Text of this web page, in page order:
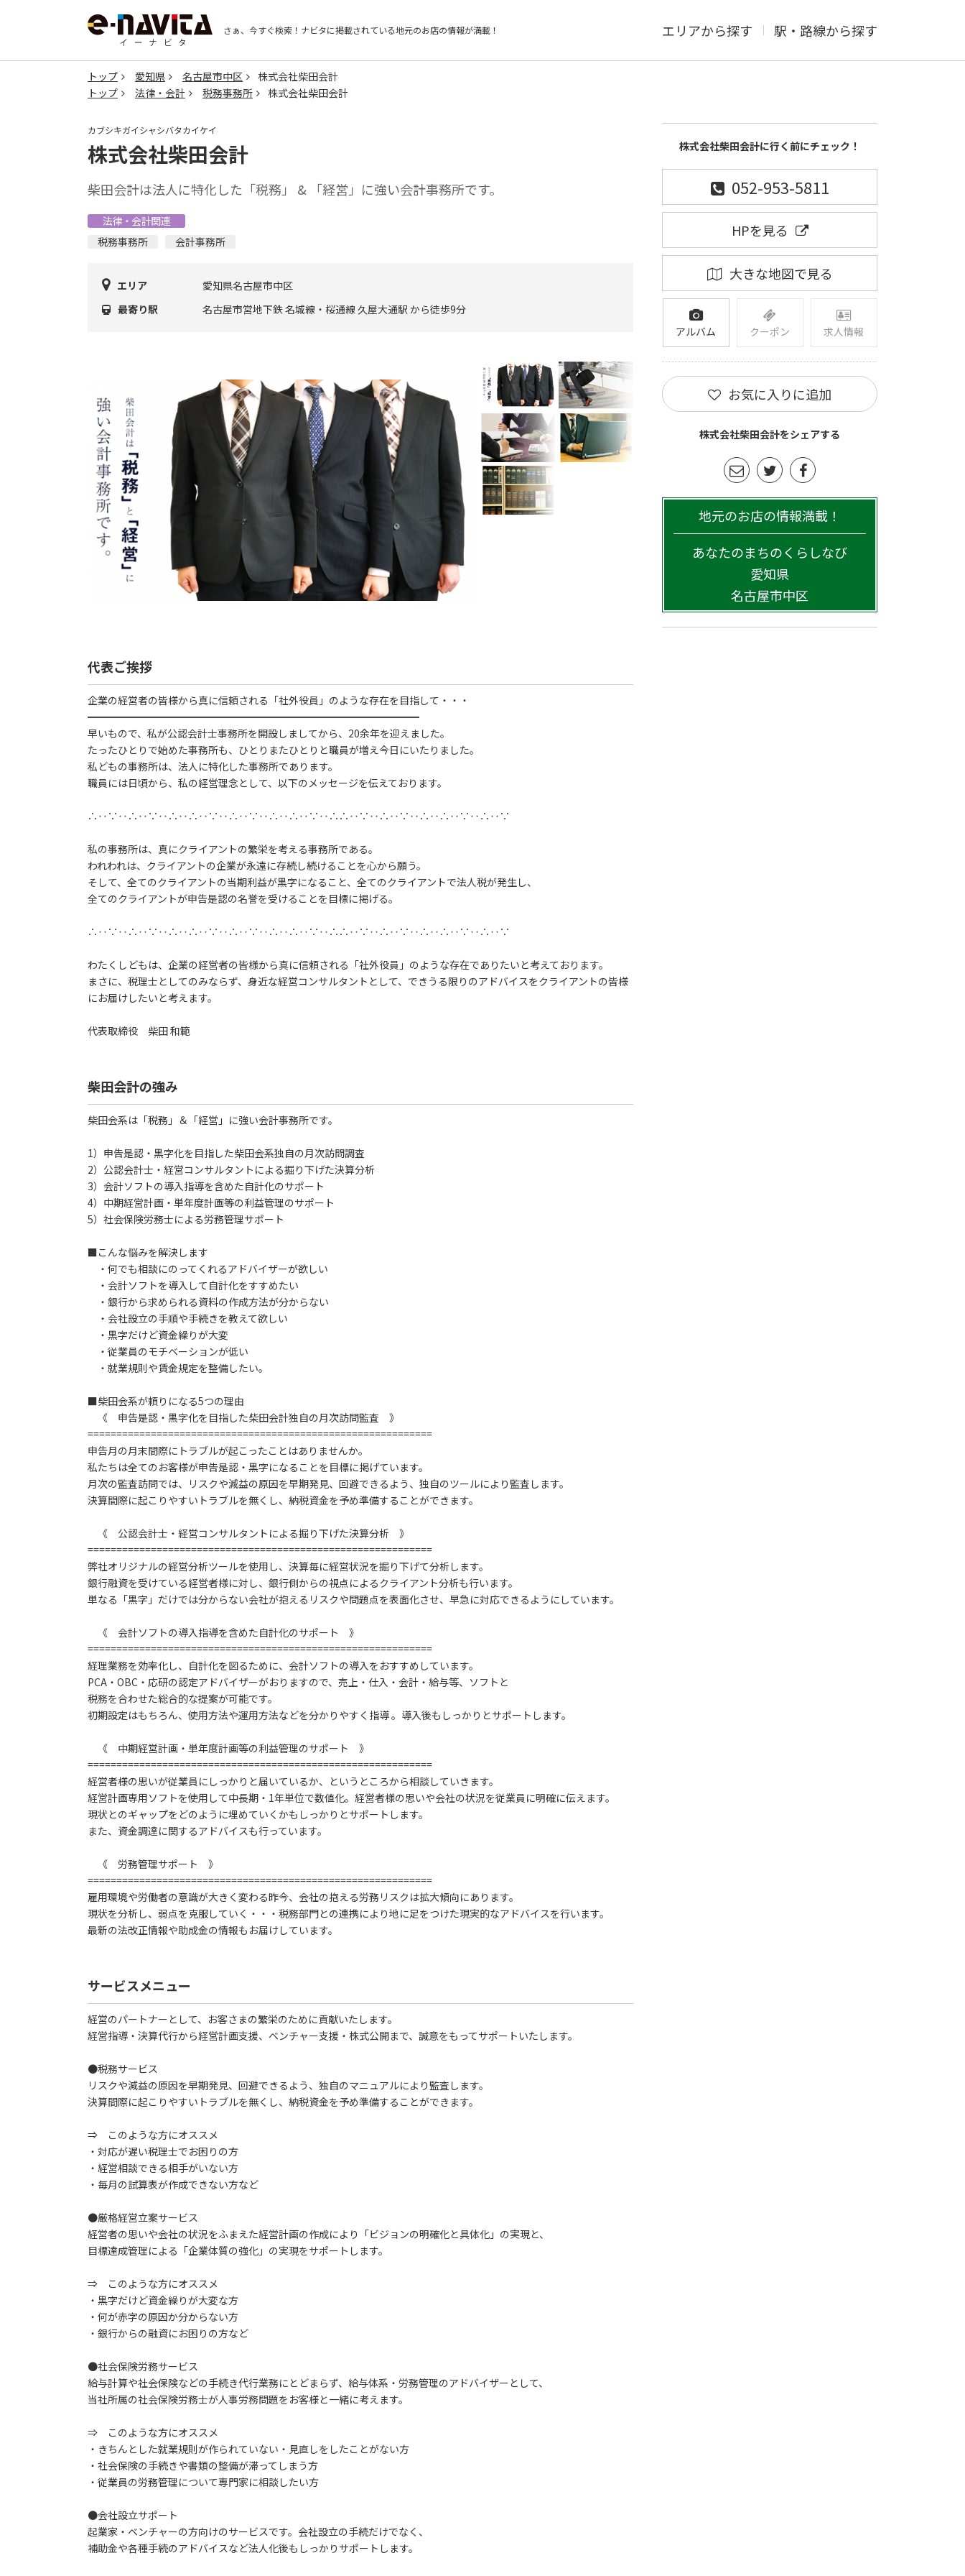
さぁ、今すぐ検索！ ナビタに掲載されている地元のお店の情報が満載！ エリアから探す 駅・路線から探す
トップ 愛知県 名古屋市中区
株式会社柴田会計
トップ
法律・会計 税務事務所 株式会社柴田会計
カブシキガイシャシバタカイケイ
株式会社柴田会計
柴田会計は法人に特化した「税務」 & 「経営」に強い会計事務所です。
法律・会計関連
税務事務所
会計事務所
エリア
愛知県名古屋市中区
最寄り駅
名古屋市営地下鉄 名城線・桜通線 久屋大通駅 から徒歩9分
代表ご挨拶
企業の経営者の皆様から真に信頼される「社外役員」のような存在を目指して・・・
━━━━━━━━━━━━━━━━━━━━━━━━━━━━━━━━━
早いもので、私が公認会計士事務所を開設しましてから、20余年を迎えました。
たったひとりで始めた事務所も、ひとりまたひとりと職員が増え今日にいたりました。
私どもの事務所は、法人に特化した事務所であります。
職員には日頃から、私の経営理念として、以下のメッセージを伝えております。
∴‥∵‥∴‥∵‥∴‥∴‥∵‥∴‥∵‥∴‥∴‥∵‥∴∴‥∵‥∴‥∵‥∴‥∴‥∵‥∴‥∵
私の事務所は、真にクライアントの繁栄を考える事務所である。
われわれは、クライアントの企業が永遠に存続し続けることを心から願う。
そして、全てのクライアントの当期利益が黒字になること、全てのクライアントで法人税が発生し、
全てのクライアントが申告是認の名誉を受けることを目標に掲げる。
∴‥∵‥∴‥∵‥∴‥∴‥∵‥∴‥∵‥∴‥∴‥∵‥∴∴‥∵‥∴‥∵‥∴‥∴‥∵‥∴‥∵
わたくしどもは、企業の経営者の皆様から真に信頼される「社外役員」のような存在でありたいと考えております。
まさに、税理士としてのみならず、身近な経営コンサルタントとして、できうる限りのアドバイスをクライアントの皆様
にお届けしたいと考えます。
代表取締役 柴田 和範
柴田会計の強み
柴田会系は「税務」＆「経営」に強い会計事務所です。
1）申告是認・黒字化を目指した柴田会系独自の月次訪問調査
2）公認会計士・経営コンサルタントによる掘り下げた決算分析
3）会計ソフトの導入指導を含めた自計化のサポート
4）中期経営計画・単年度計画等の利益管理のサポート
5）社会保険労務士による労務管理サポート
■こんな悩みを解決します
・何でも相談にのってくれるアドバイザーが欲しい
・会計ソフトを導入して自計化をすすめたい
・銀行から求められる資料の作成方法が分からない
・会社設立の手順や手続きを教えて欲しい
・黒字だけど資金繰りが大変
・従業員のモチベーションが低い
・就業規則や賃金規定を整備したい。
■柴田会系が頼りになる5つの理由
《 申告是認・黒字化を目指した柴田会計独自の月次訪問監査 》
============================================================
申告月の月末間際にトラブルが起こったことはありませんか。
私たちは全てのお客様が申告是認・黒字になることを目標に掲げています。
月次の監査訪問では、リスクや減益の原因を早期発見、回避できるよう、独自のツールにより監査します。
決算間際に起こりやすいトラブルを無くし、納税資金を予め準備することができます。
《 公認会計士・経営コンサルタントによる掘り下げた決算分析 》
============================================================
弊社オリジナルの経営分析ツールを使用し、決算毎に経営状況を掘り下げて分析します。
銀行融資を受けている経営者様に対し、銀行側からの視点によるクライアント分析も行います。
単なる「黒字」だけでは分からない会社が抱えるリスクや問題点を表面化させ、早急に対応できるようにしています。
《 会計ソフトの導入指導を含めた自計化のサポート 》
============================================================
経理業務を効率化し、自計化を図るために、会計ソフトの導入をおすすめしています。
PCA・OBC・応研の認定アドバイザーがおりますので、売上・仕入・会計・給与等、ソフトと
税務を合わせた総合的な提案が可能です。
初期設定はもちろん、使用方法や運用方法などを分かりやすく指導 。導入後もしっかりとサポートします。
《 中期経営計画・単年度計画等の利益管理のサポート 》
============================================================
経営者様の思いが従業員にしっかりと届いているか、というところから相談していきます。
経営計画専用ソフトを使用して中長期・1年単位で数値化。経営者様の思いや会社の状況を従業員に明確に伝えます。
現状とのギャップをどのように埋めていくかもしっかりとサポートします。
また、資金調達に関するアドバイスも行っています。
《 労務管理サポート 》
============================================================
雇用環境や労働者の意識が大きく変わる昨今、会社の抱える労務リスクは拡大傾向にあります。
現状を分析し、弱点を克服していく・・・税務部門との連携により地に足をつけた現実的なアドバイスを行います。
最新の法改正情報や助成金の情報もお届けしています。
サービスメニュー
経営のパートナーとして、お客さまの繁栄のために貢献いたします。
経営指導・決算代行から経営計画支援、ベンチャー支援・株式公開まで、誠意をもってサポートいたします。
●税務サービス
リスクや減益の原因を早期発見、回避できるよう、独自のマニュアルにより監査します。
決算間際に起こりやすいトラブルを無くし、納税資金を予め準備することができます。
⇒ このような方にオススメ
・対応が遅い税理士でお困りの方
・経営相談できる相手がいない方
・毎月の試算表が作成できない方など
●厳格経営立案サービス
経営者の思いや会社の状況をふまえた経営計画の作成により「ビジョンの明確化と具体化」の実現と、
目標達成管理による「企業体質の強化」の実現をサポートします。
⇒ このような方にオススメ
・黒字だけど資金繰りが大変な方
・何が赤字の原因か分からない方
・銀行からの融資にお困りの方など
●社会保険労務サービス
給与計算や社会保険などの手続き代行業務にとどまらず、給与体系・労務管理のアドバイザーとして、
当社所属の社会保険労務士が人事労務問題をお客様と一緒に考えます。
⇒ このような方にオススメ
・きちんとした就業規則が作られていない・見直しをしたことがない方
・社会保険の手続きや書類の整備が滞ってしまう方
・従業員の労務管理について専門家に相談したい方
●会社設立サポート
起業家・ベンチャーの方向けのサービスです。会社設立の手続だけでなく、
補助金や各種手続のアドバイスなど法人化後もしっかりサポートします。
株式会社柴田会計に行く前にチェック！
052-953-5811
HPを見る
大きな地図で見る
アルバム クーポン 求人情報
お気に入りに追加
株式会社柴田会計をシェアする
地元のお店の情報満載！
あなたのまちのくらしなび
愛知県
名古屋市中区